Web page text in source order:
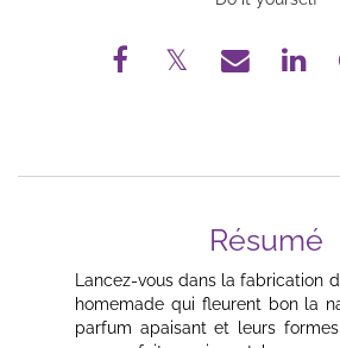
Résumé
Lancez-vous dans la fabrication
homemade qui fleurent bon la
parfum apaisant et leurs